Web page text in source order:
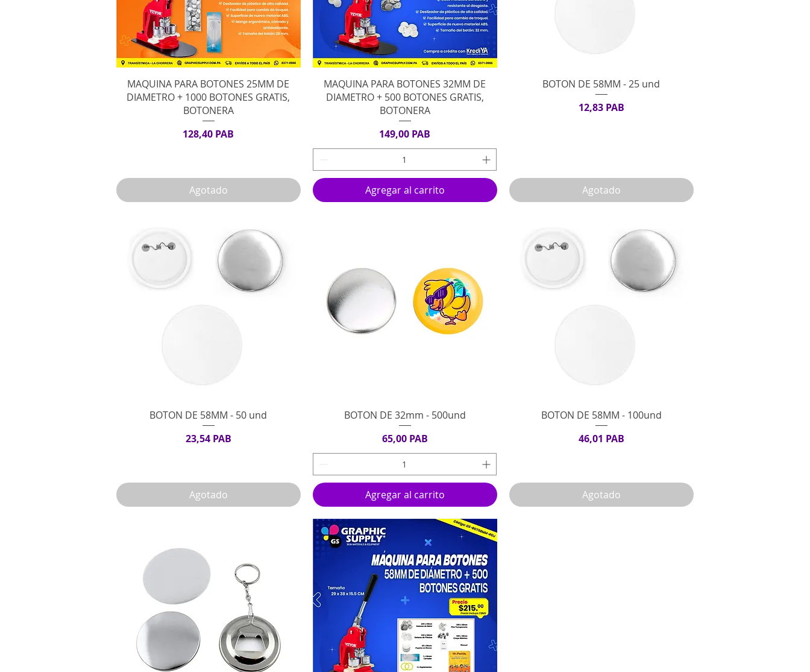
Vista rápida
MAQUINA PARA BOTONES 25MM DE
DIAMETRO + 1000 BOTONES GRATIS,
BOTONERA
Precio
128,40 PAB
Agotado
Vista rápida
MAQUINA PARA BOTONES 32MM DE
DIAMETRO + 500 BOTONES GRATIS,
BOTONERA
Precio
149,00 PAB
Agregar al carrito
Vista rápida
BOTON DE 58MM - 25 und
Precio
12,83 PAB
Agotado
Vista rápida
BOTON DE 58MM - 50 und
Precio
23,54 PAB
Agotado
Vista rápida
BOTON DE 32mm - 500und
Precio
65,00 PAB
Agregar al carrito
Vista rápida
BOTON DE 58MM - 100und
Precio
46,01 PAB
Agotado